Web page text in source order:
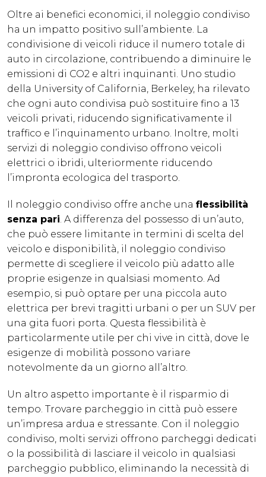
Oltre ai benefici economici, il noleggio condiviso
ha un impatto positivo sull’ambiente. La
condivisione di veicoli riduce il numero totale di
auto in circolazione, contribuendo a diminuire le
emissioni di CO2 e altri inquinanti. Uno studio
della University of California, Berkeley, ha rilevato
che ogni auto condivisa può sostituire fino a 13
veicoli privati, riducendo significativamente il
traffico e l’inquinamento urbano. Inoltre, molti
servizi di noleggio condiviso offrono veicoli
elettrici o ibridi, ulteriormente riducendo
l’impronta ecologica del trasporto.
Il noleggio condiviso offre anche una flessibilità
senza pari. A differenza del possesso di un’auto,
che può essere limitante in termini di scelta del
veicolo e disponibilità, il noleggio condiviso
permette di scegliere il veicolo più adatto alle
proprie esigenze in qualsiasi momento. Ad
esempio, si può optare per una piccola auto
elettrica per brevi tragitti urbani o per un SUV per
una gita fuori porta. Questa flessibilità è
particolarmente utile per chi vive in città, dove le
esigenze di mobilità possono variare
notevolmente da un giorno all’altro.
Un altro aspetto importante è il risparmio di
tempo. Trovare parcheggio in città può essere
un’impresa ardua e stressante. Con il noleggio
condiviso, molti servizi offrono parcheggi dedicati
o la possibilità di lasciare il veicolo in qualsiasi
parcheggio pubblico, eliminando la necessità di